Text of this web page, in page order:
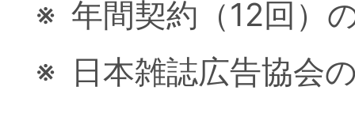
※ 年間契約（12回）
※ 日本雑誌広告協会